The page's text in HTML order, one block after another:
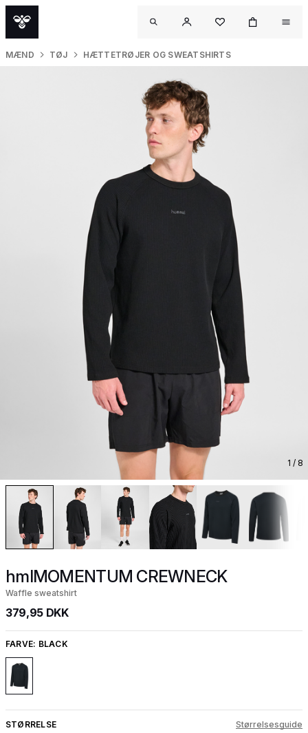
MÆND TØJ HÆTTETRØJER OG SWEATSHIRTS
1 / 8
hmlMOMENTUM CREWNECK
Waffle sweatshirt
379,95 DKK
FARVE: BLACK
STØRRELSE Størrelsesguide